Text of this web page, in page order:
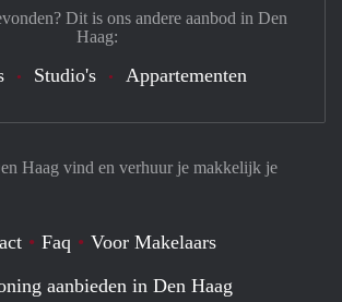
Haag vind en verhuur je makkelijk je
Faq
Voor Makelaars
aanbieden in Den Haag
Dit is ons andere aanbod in Den
Haag:
Studio's Appartementen